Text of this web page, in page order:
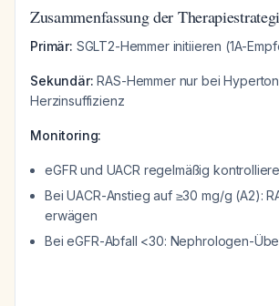
Zusammenfassung der
Primär: SGLT2-Hemmer initiieren (1A-
Sekundär: RAS-Hemmer nur bei
Herzinsuffizienz
Monitoring:
eGFR und UACR regelmäßig
Bei UACR-Anstieg auf ≥30 mg/g (A2):
erwägen
Bei eGFR-Abfall <30: Nephrologen-